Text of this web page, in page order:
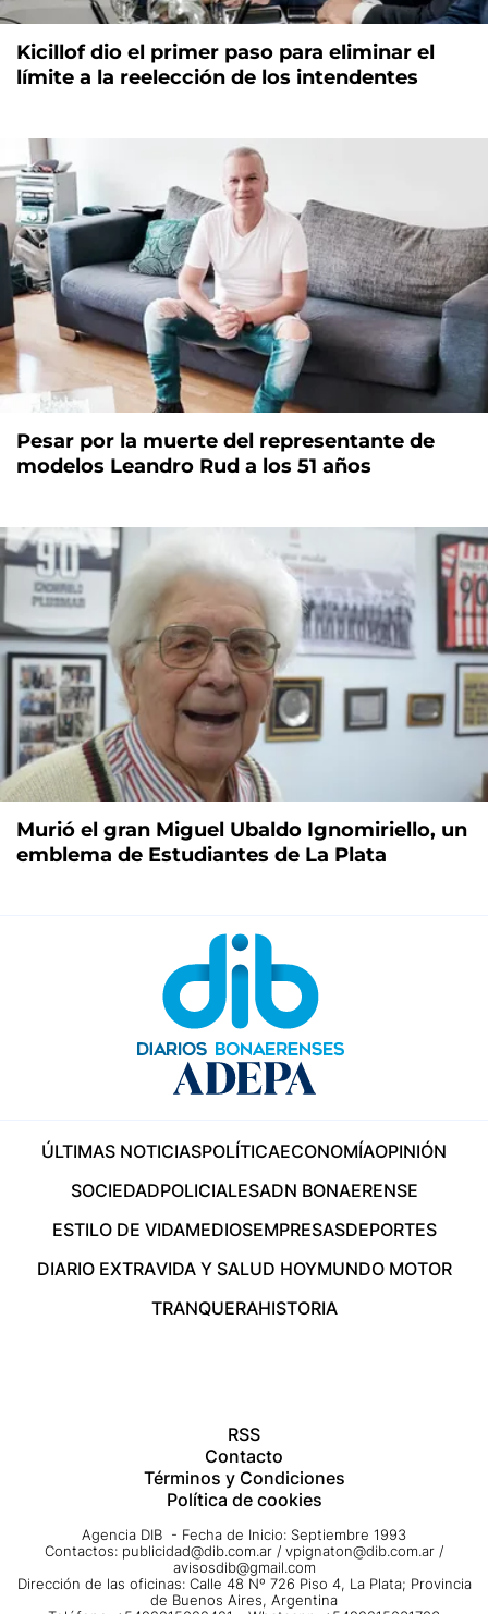
Kicillof dio el primer paso para eliminar el
límite a la reelección de los intendentes
Pesar por la muerte del representante de
modelos Leandro Rud a los 51 años
Murió el gran Miguel Ubaldo Ignomiriello, un
emblema de Estudiantes de La Plata
ÚLTIMAS NOTICIASPOLÍTICAECONOMÍAOPINIÓN
SOCIEDADPOLICIALESADN BONAERENSE
ESTILO DE VIDAMEDIOSEMPRESASDEPORTES
DIARIO EXTRAVIDA Y SALUD HOYMUNDO MOTOR
TRANQUERAHISTORIA
RSS
Contacto
Términos y Condiciones
Política de cookies
Agencia DIB - Fecha de Inicio: Septiembre 1993
Contactos: publicidad@dib.com.ar / vpignaton@dib.com.ar /
avisosdib@gmail.com
Dirección de las oficinas: Calle 48 Nº 726 Piso 4, La Plata; Provincia
de Buenos Aires, Argentina